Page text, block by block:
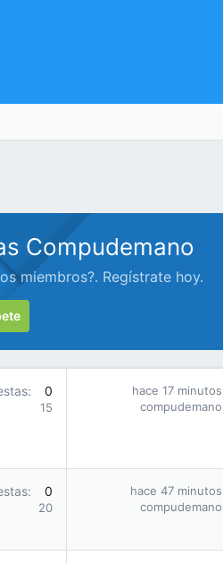
Compudemano
miembros?. Regístrate hoy.
0
15
hace 17 minutos
compudemano
0
20
hace 47 minutos
compudemano